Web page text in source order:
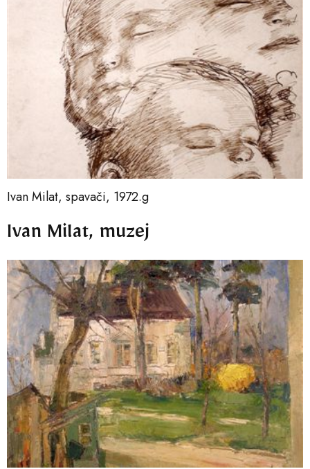
Ivan Milat, spavači, 1972.g
Ivan Milat, muzej